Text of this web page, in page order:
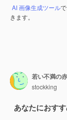
AI 画像生成ツール
きます。
stockking
あなたにおす